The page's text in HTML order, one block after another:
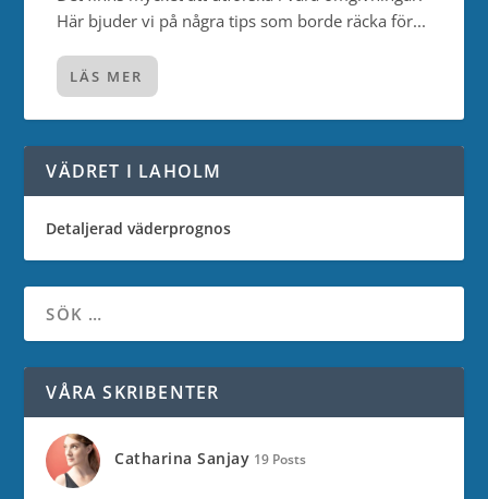
Här bjuder vi på några tips som borde räcka för...
LÄS MER
VÄDRET I LAHOLM
Detaljerad väderprognos
VÅRA SKRIBENTER
Catharina Sanjay 19 Posts